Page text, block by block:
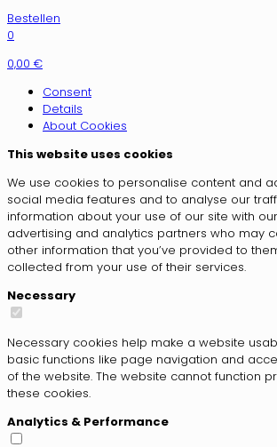
Bestellen
0
0,00 €
Consent
Details
About Cookies
This website uses cookies
We use cookies to personalise content and
social media features and to analyse our
information about your use of our site with
advertising and analytics partners who may
other information that you’ve provided to
collected from your use of their services.
Necessary
Necessary cookies help make a website
basic functions like page navigation and
of the website. The website cannot function
these cookies.
Analytics & Performance